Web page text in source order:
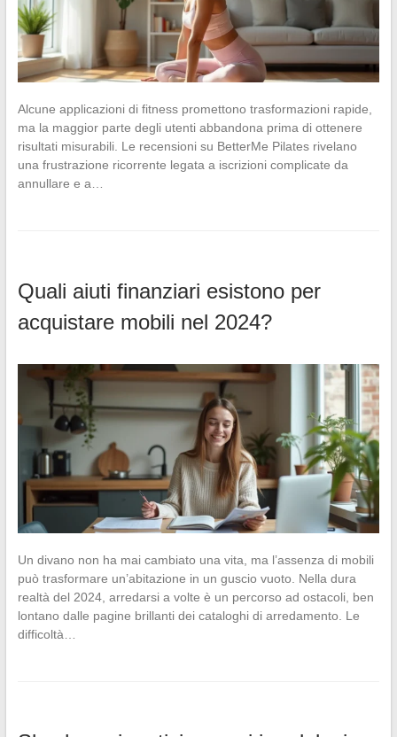
Alcune applicazioni di fitness promettono trasformazioni rapide,
ma la maggior parte degli utenti abbandona prima di ottenere
risultati misurabili. Le recensioni su BetterMe Pilates rivelano
una frustrazione ricorrente legata a iscrizioni complicate da
annullare e a…
Quali aiuti finanziari esistono per
acquistare mobili nel 2024?
Un divano non ha mai cambiato una vita, ma l’assenza di mobili
può trasformare un’abitazione in un guscio vuoto. Nella dura
realtà del 2024, arredarsi a volte è un percorso ad ostacoli, ben
lontano dalle pagine brillanti dei cataloghi di arredamento. Le
difficoltà…